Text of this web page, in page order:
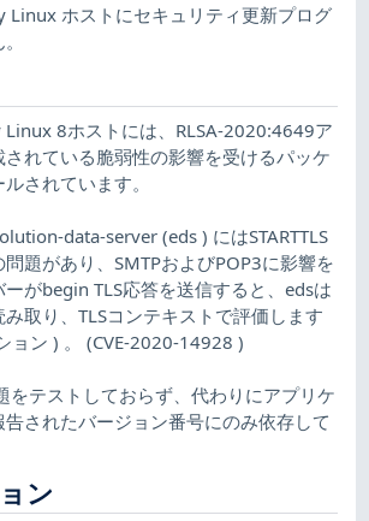
Linux ホストにセキュリティ更新プログ
Linux 8ホストには、RLSA-2020:4649ア
されている脆弱性の影響を受けるパッケ
されています。
data-server (eds ) にはSTARTTLS
題があり、SMTPおよびPOP3に影響を
がbegin TLS応答を送信すると、edsは
取り、TLSコンテキストで評価します
ョン ) 。 (CVE-2020-14928 )
をテストしておらず、代わりにアプリケ
されたバージョン番号にのみ依存して
ン